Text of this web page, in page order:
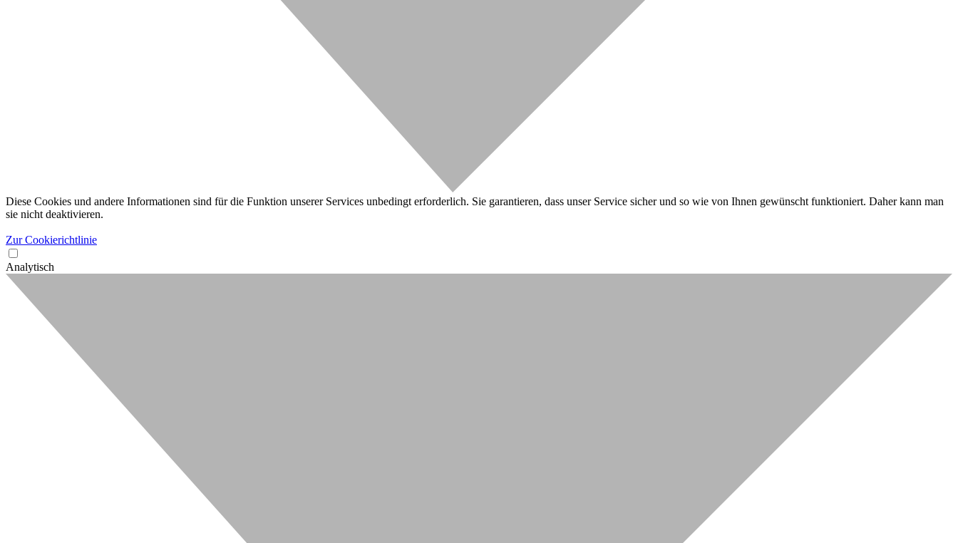
Diese Cookies und andere Informationen sind für die Funktion unserer Services unbedingt erforderlich. Sie garantieren, dass unser Service sicher und so wie von Ihnen gewünscht funktioniert. Daher kann man
sie nicht deaktivieren.
Zur Cookierichtlinie
Analytisch